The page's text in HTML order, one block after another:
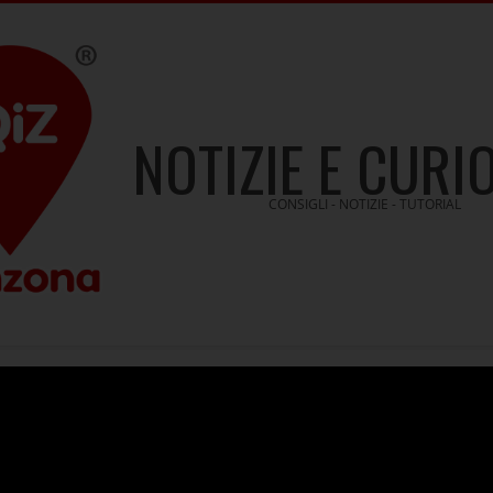
NOTIZIE ECONSIGLI - NOTIZIE - TUTORIAL